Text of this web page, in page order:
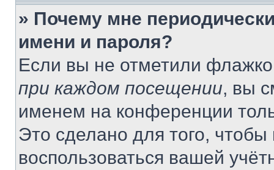
» Почему мне
имени и пароля?
Если вы не отметили
при каждом посещении, вы
именем на конференции
Это сделано для того, чтобы
воспользоваться вашей